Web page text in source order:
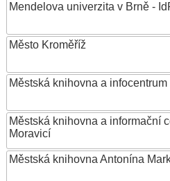
Mendelova univerzita v Brně -
Město Kroměříž
Městská knihovna a
Městská knihovna a informační
Moravicí
Městská knihovna Antonína